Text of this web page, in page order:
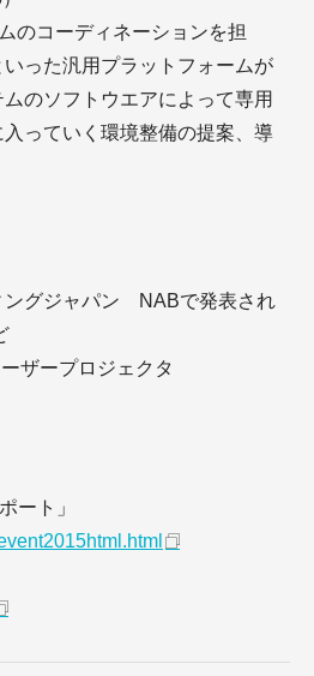
のコーディネーションを担
った汎用プラットフォームが
のソフトウエアによって専用
っていく環境整備の提案、導
グジャパン NABで発表され
ザープロジェクタ
ート」